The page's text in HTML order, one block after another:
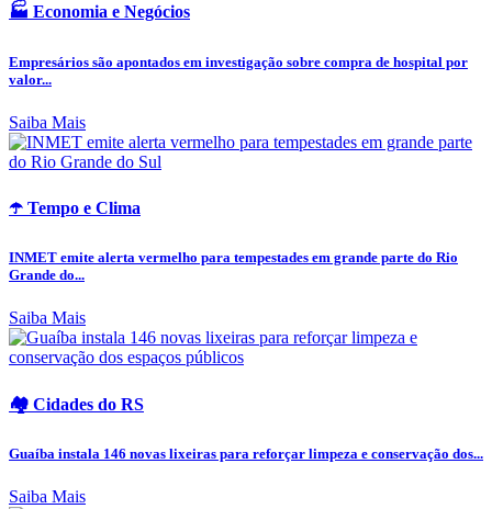
🏭 Economia e Negócios
Empresários são apontados em investigação sobre compra de hospital por
valor...
Saiba Mais
☂️ Tempo e Clima
INMET emite alerta vermelho para tempestades em grande parte do Rio
Grande do...
Saiba Mais
🏘️ Cidades do RS
Guaíba instala 146 novas lixeiras para reforçar limpeza e conservação dos...
Saiba Mais